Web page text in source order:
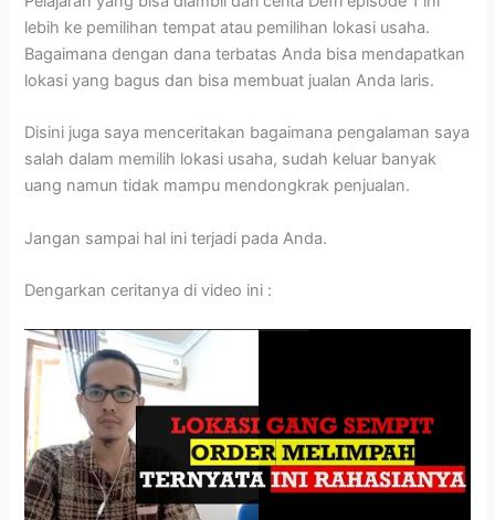
lebih ke pemilihan tempat atau pemilihan lokasi usaha.
Bagaimana dengan dana terbatas Anda bisa mendapatkan
lokasi yang bagus dan bisa membuat jualan Anda laris.
Disini juga saya menceritakan bagaimana pengalaman saya
salah dalam memilih lokasi usaha, sudah keluar banyak
uang namun tidak mampu mendongkrak penjualan.
Jangan sampai hal ini terjadi pada Anda.
Dengarkan ceritanya di video ini :